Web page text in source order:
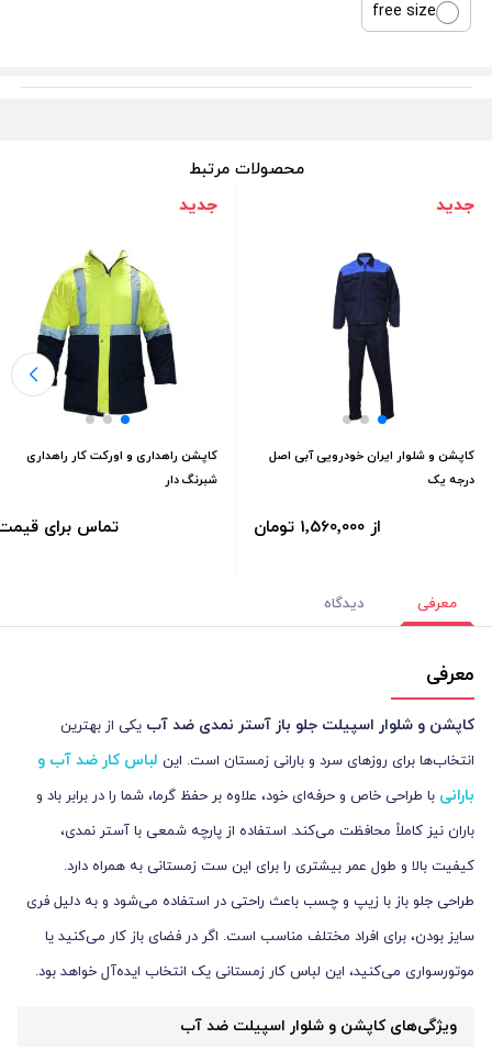
free size
محصولات مرتبط
جدید
کاپشن و شلوار ایران خودرویی آبی اصل
درجه یک
از 1٬560٬000 تومان
جدید
کاپشن راهداری و اورکت کار راهداری
شبرنگ دار
تماس برای
معرفی دیدگاه
معرفی
کاپشن و شلوار اسپیلت جلو باز آستر نمدی ضد آب یکی از بهترین
انتخاب‌ها برای روزهای سرد و بارانی زمستان است. این لباس کار ضد آب و
بارانی با طراحی خاص و حرفه‌ای خود، علاوه بر حفظ گرما، شما را در برابر باد و
باران نیز کاملاً محافظت می‌کند. استفاده از پارچه شمعی با آستر نمدی،
کیفیت بالا و طول عمر بیشتری را برای این ست زمستانی به همراه دارد.
طراحی جلو باز با زیپ و چسب باعث راحتی در استفاده می‌شود و به دلیل فری
سایز بودن، برای افراد مختلف مناسب است. اگر در فضای باز کار می‌کنید یا
موتورسواری می‌کنید، این لباس کار زمستانی یک انتخاب ایده‌آل خواهد بود.
ویژگی‌های کاپشن و شلوار اسپیلت ضد آب